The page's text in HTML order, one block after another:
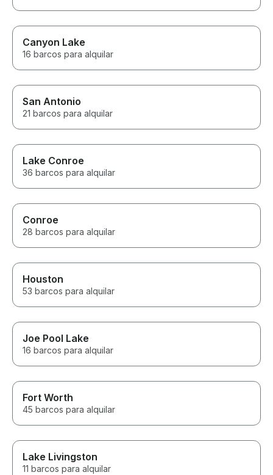
Canyon Lake
16 barcos para alquilar
San Antonio
21 barcos para alquilar
Lake Conroe
36 barcos para alquilar
Conroe
28 barcos para alquilar
Houston
53 barcos para alquilar
Joe Pool Lake
16 barcos para alquilar
Fort Worth
45 barcos para alquilar
Lake Livingston
11 barcos para alquilar